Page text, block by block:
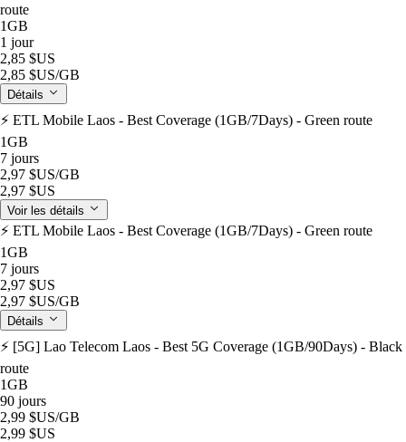
route
1GB
1 jour
2,85 $US
2,85 $US/GB
Détails
⚡️ ETL Mobile Laos - Best Coverage (1GB/7Days) - Green route
1GB
7 jours
2,97 $US/GB
2,97 $US
Voir les détails
⚡️ ETL Mobile Laos - Best Coverage (1GB/7Days) - Green route
1GB
7 jours
2,97 $US
2,97 $US/GB
Détails
⚡️ [5G] Lao Telecom Laos - Best 5G Coverage (1GB/90Days) - Black
route
1GB
90 jours
2,99 $US/GB
2,99 $US